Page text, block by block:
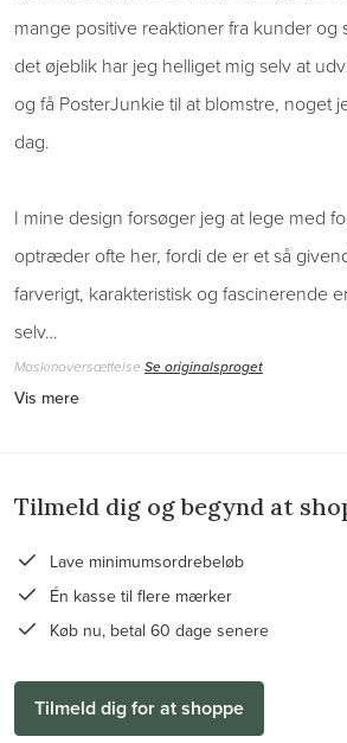
mange positive reaktioner fra kunder og
det øjeblik har jeg helliget mig selv at
og få PosterJunkie til at blomstre, noget
dag.
I mine design forsøger jeg at lege med
optræder ofte her, fordi de er et så
farverigt, karakteristisk og fascinerende
selv…
Maskinoversættelse Se originalsproget
Vis mere
Tilmeld dig og begynd at
Lave minimumsordrebeløb
Én kasse til flere mærker
Køb nu, betal 60 dage senere
Tilmeld dig for at shoppe